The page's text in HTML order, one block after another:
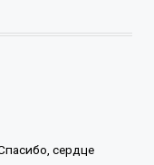
сердце